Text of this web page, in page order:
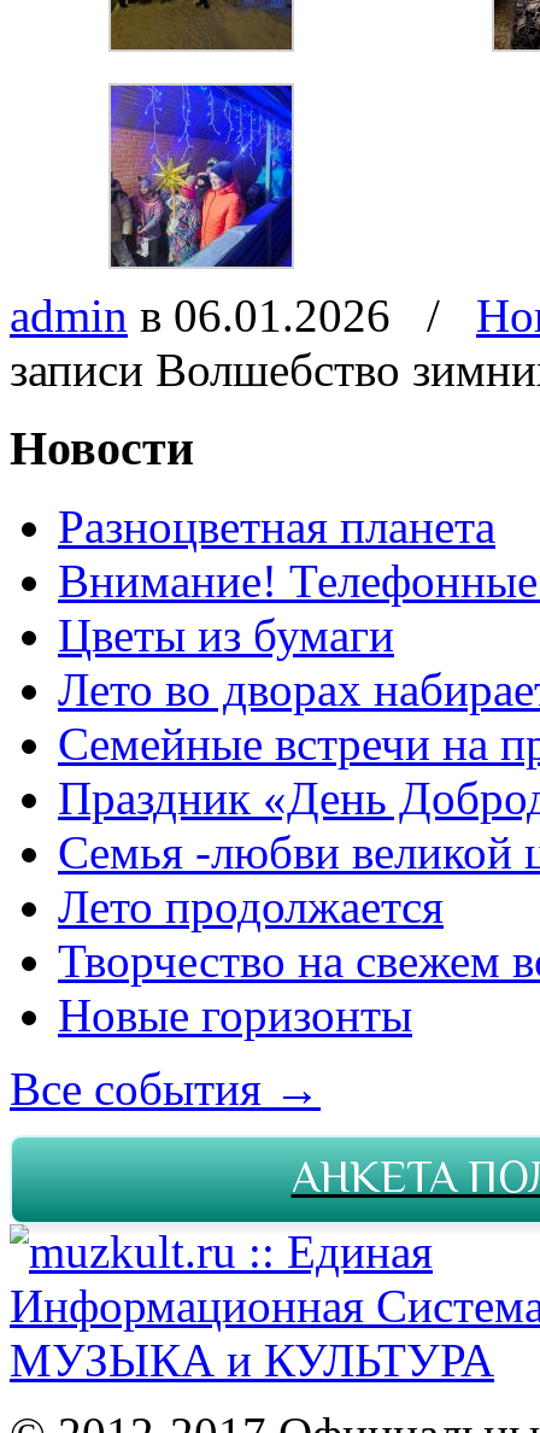
admin в 06.01.2026 /
записи Волшебство
Новости
Разноцветная планета
Внимание!
Цветы из бумаги
Лето во дворах
Семейные встречи на
Праздник «День
Семья -любви великой
Лето продолжается
Творчество на свежем
Новые горизонты
Все события →
АНКЕТА